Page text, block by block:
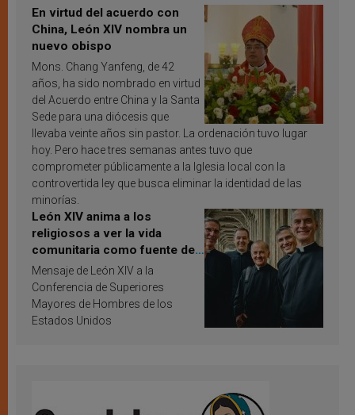
En virtud del acuerdo con
China, León XIV nombra un
nuevo obispo
Mons. Chang Yanfeng, de 42
años, ha sido nombrado en virtud
del Acuerdo entre China y la Santa
Sede para una diócesis que
llevaba veinte años sin pastor. La ordenación tuvo lugar
hoy. Pero hace tres semanas antes tuvo que
comprometer públicamente a la Iglesia local con la
controvertida ley que busca eliminar la identidad de las
minorías.
León XIV anima a los
religiosos a ver la vida
comunitaria como fuente de
inspiración y santificación
Mensaje de León XIV a la
Conferencia de Superiores
Mayores de Hombres de los
Estados Unidos